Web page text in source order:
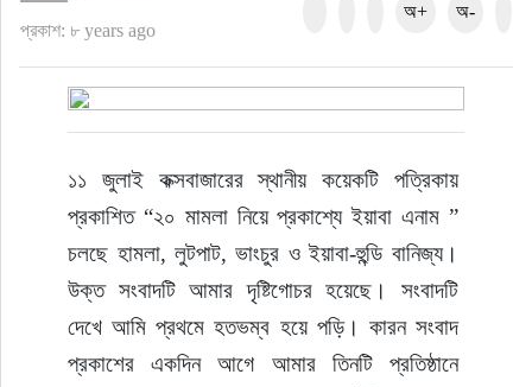
প্রকাশ: ৮ years ago
অ+ অ-
১১ জুলাই কক্সবাজারের স্থানীয় কয়েকটি পত্রিকায়
প্রকাশিত “২০ মামলা নিয়ে প্রকাশ্যে ইয়াবা এনাম ”
চলছে হামলা, লুটপাট, ভাংচুর ও ইয়াবা-হুন্ডি বানিজ্য।
উক্ত সংবাদটি আমার দৃষ্টিগোচর হয়েছে। সংবাদটি
দেখে আমি প্রথমে হতভম্ব হয়ে পড়ি। কারন সংবাদ
প্রকাশের একদিন আগে আমার তিনটি প্রতিষ্ঠানে